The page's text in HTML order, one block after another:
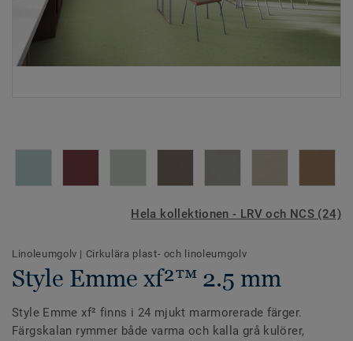
Hela kollektionen - LRV och NCS (24)
Linoleumgolv | Cirkulära plast- och linoleumgolv
Style Emme xf²™ 2.5 mm
Style Emme xf² finns i 24 mjukt marmorerade färger.
Färgskalan rymmer både varma och kalla grå kulörer,